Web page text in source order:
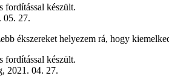
fordítással készült.
05. 27.
ékszereket helyezem rá, hogy
fordítással készült.
, 2021. 04. 27.